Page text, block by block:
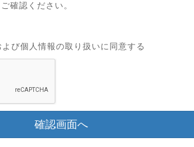
ご確認ください。
び個人情報の取り扱いに同意する
確認画面へ